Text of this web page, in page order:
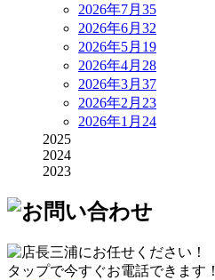
2026年7月 35
2026年6月 32
2026年5月 19
2026年4月 28
2026年3月 37
2026年2月 23
2026年1月 24
2025
2024
2023
タップで今すぐお電話できます！